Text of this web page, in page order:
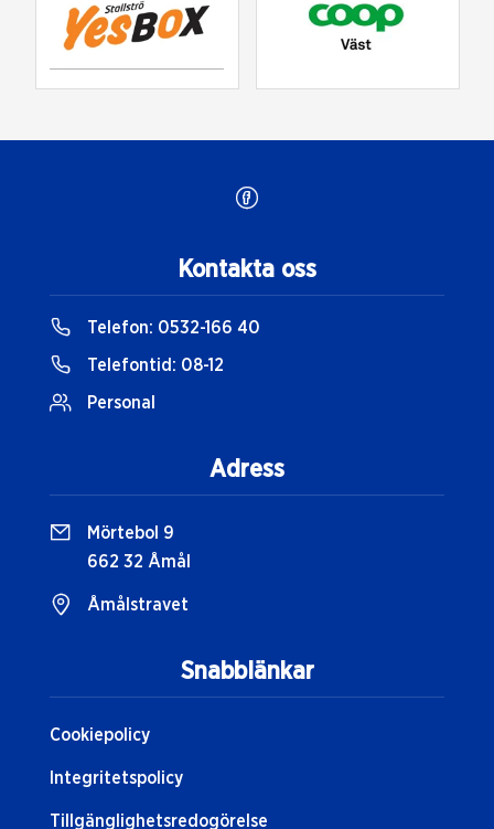
Snabblänkar
Cookiepolicy
Integritetspolicy
Tillgänglighetsredogörelse
Kontakta oss
Telefon: 0532-166 40
Telefontid: 08-12
Personal
Adress
Mörtebol 9
662 32 Åmål
Åmålstravet